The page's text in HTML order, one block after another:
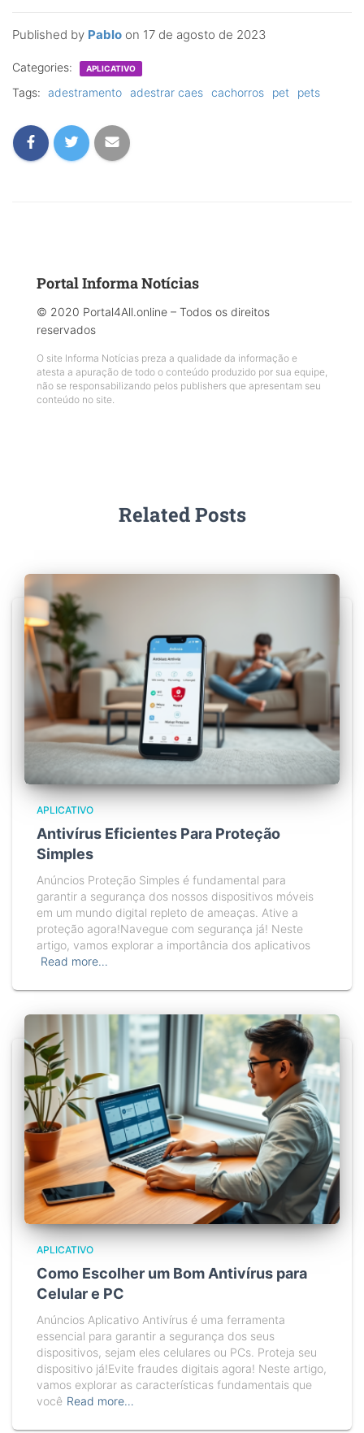
Published by Pablo on 17 de agosto de 2023
Categories: APLICATIVO
Tags: adestramento adestrar caes cachorros pet pets
Portal Informa Notícias
© 2020 Portal4All.online – Todos os direitos
reservados
O site Informa Notícias preza a qualidade da informação e
atesta a apuração de todo o conteúdo produzido por sua equipe,
não se responsabilizando pelos publishers que apresentam seu
conteúdo no site.
Related Posts
APLICATIVO
Antivírus Eficientes Para Proteção
Simples
Anúncios Proteção Simples é fundamental para
garantir a segurança dos nossos dispositivos móveis
em um mundo digital repleto de ameaças. Ative a
proteção agora!Navegue com segurança já! Neste
artigo, vamos explorar a importância dos aplicativos
Read more…
APLICATIVO
Como Escolher um Bom Antivírus para
Celular e PC
Anúncios Aplicativo Antivírus é uma ferramenta
essencial para garantir a segurança dos seus
dispositivos, sejam eles celulares ou PCs. Proteja seu
dispositivo já!Evite fraudes digitais agora! Neste artigo,
vamos explorar as características fundamentais que
você Read more…